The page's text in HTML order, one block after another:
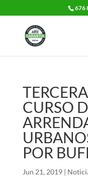
676
CURSO
POR
Jun 21, 2019|